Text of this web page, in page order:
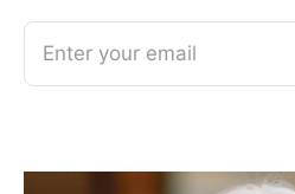
Enter your email